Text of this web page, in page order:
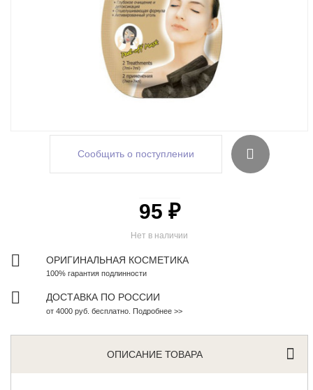
Сообщить о поступлении
Нет в наличии
95 ₽
ОРИГИНАЛЬНАЯ КОСМЕТИКА
100% гарантия подлинности
ДОСТАВКА ПО РОССИИ
от 4000 руб. бесплатно. Подробнее >>
ОПИСАНИЕ ТОВАРА